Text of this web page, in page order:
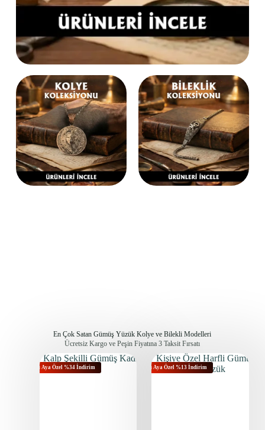
En Çok Satan Gümüş Yüzük Kolye ve Bilekli Modelleri
Ücretsiz Kargo ve Peşin Fiyatına 3 Taksit Fırsatı
Bu Aya Özel %34 İndirim Bu Aya Özel %13 İndirim